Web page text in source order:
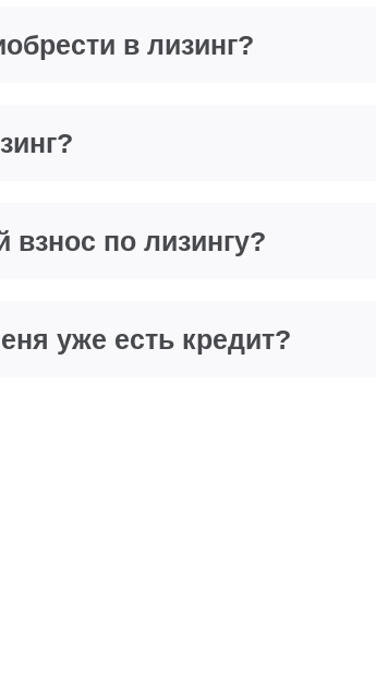
в лизинг?
взнос по лизингу?
уже есть кредит?